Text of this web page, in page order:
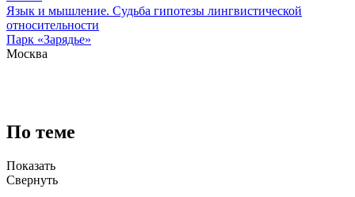
Язык и мышление. Судьба гипотезы лингвистической
относительности
Парк «Зарядье»
Москва
По теме
Показать
Свернуть